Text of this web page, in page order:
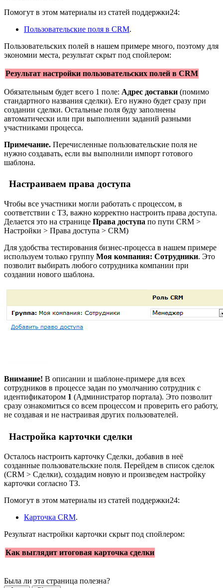
Помогут в этом материалы из статей поддержки24:
Пользовательские поля в CRM.
Пользовательских полей в нашем примере много, поэтому для
экономии места, результат скрыт под спойлером:
Результат настройки пользовательских полей в CRM
Обязательным будет всего 1 поле: Адрес доставки (помимо
стандартного названия сделки). Его нужно будет сразу при
создании сделки. Остальные поля буду заполнены
автоматически или при выполнении заданий разными
участниками процесса.
Примечание. Перечисленные пользовательские поля не
нужно создавать, если вы выполнили импорт готового
шаблона.
Настраиваем права доступа
Чтобы все участники могли работать с процессом, в
соответствии с ТЗ, важно корректно настроить права доступа.
Делается это на странице Права доступа по пути CRM >
Настройки > Права доступа > CRM)
Для удобства тестирования бизнес-процесса в нашем примере
используем только группу Моя компания: Сотрудники. Это
позволит выбирать любого сотрудника компании при
создании нового шаблона.
Внимание! В описании и шаблоне-примере для всех
сотрудников в процессе задан по умолчанию сотрудник с
идентификатором 1 (Администратор портала). Это позволит
сразу ознакомиться со всем процессом и проверить его работу,
не создавая и не настраивая других пользователей.
Настройка карточки сделки
Осталось настроить карточку Сделки, добавив в неё
созданные пользовательские поля. Перейдем в список сделок
(CRM > Сделки), создадим новую и произведем настройку
карточки согласно ТЗ.
Помогут в этом материалы из статей поддержки24:
Карточка CRM.
Результат настройки карточки скрыт под спойлером:
Как выглядит итоговая карточка сделки
Была ли эта страница полезна?